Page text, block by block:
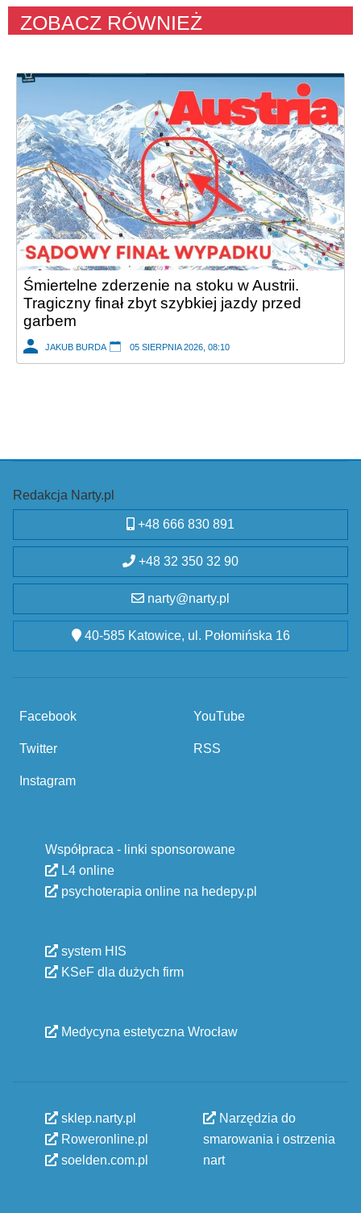
ZOBACZ RÓWNIEŻ
Śmiertelne zderzenie na stoku w Austrii.
Tragiczny finał zbyt szybkiej jazdy przed
garbem
JAKUB BURDA 05 SIERPNIA 2026, 08:10
Redakcja Narty.pl
+48 666 830 891
+48 32 350 32 90
narty@narty.pl
40-585 Katowice, ul. Połomińska 16
Facebook
Twitter
Instagram
YouTube
RSS
Współpraca - linki sponsorowane
L4 online
psychoterapia online na hedepy.pl
system HIS
KSeF dla dużych firm
Medycyna estetyczna Wrocław
sklep.narty.pl
Roweronline.pl
soelden.com.pl
Narzędzia do
smarowania i ostrzenia
nart